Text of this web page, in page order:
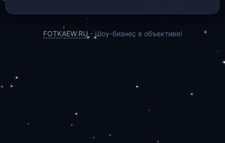
FOTKAEW.RU - Шоу-бизнес в объективе!